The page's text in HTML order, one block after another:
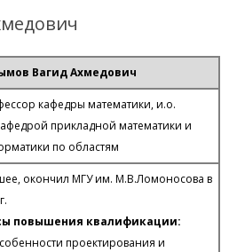
Вагид Ахмедович
кафедры математики, и.о.
прикладной математики и
по областям
окончил МГУ им. М.В.Ломоносова в
повышения квалификации:
проектирования и